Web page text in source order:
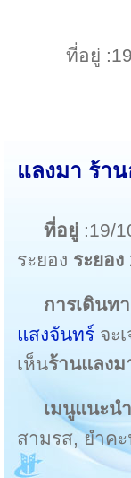
ที่อยู่
แลงมา ร้า
ที่อยู่ :19/
ระยอง ระยอง
การเดินท
แสงจันทร์ จะ
เห็นร้านแลงม
เมนูแนะนำ
สามรส, ยำค